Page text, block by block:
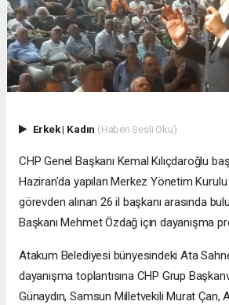
Erkek| Kadın (Haberi Sesli Oku)
CHP Genel Başkanı Kemal Kılıçdaroğlu
Haziran'da yapılan Merkez Yönetim Kurulu
görevden alınan 26 il başkanı arasında
Başkanı Mehmet Özdağ için dayanışma
Atakum Belediyesi bünyesindeki Ata
dayanışma toplantısına CHP Grup
Günaydın, Samsun Milletvekili Murat Çan,